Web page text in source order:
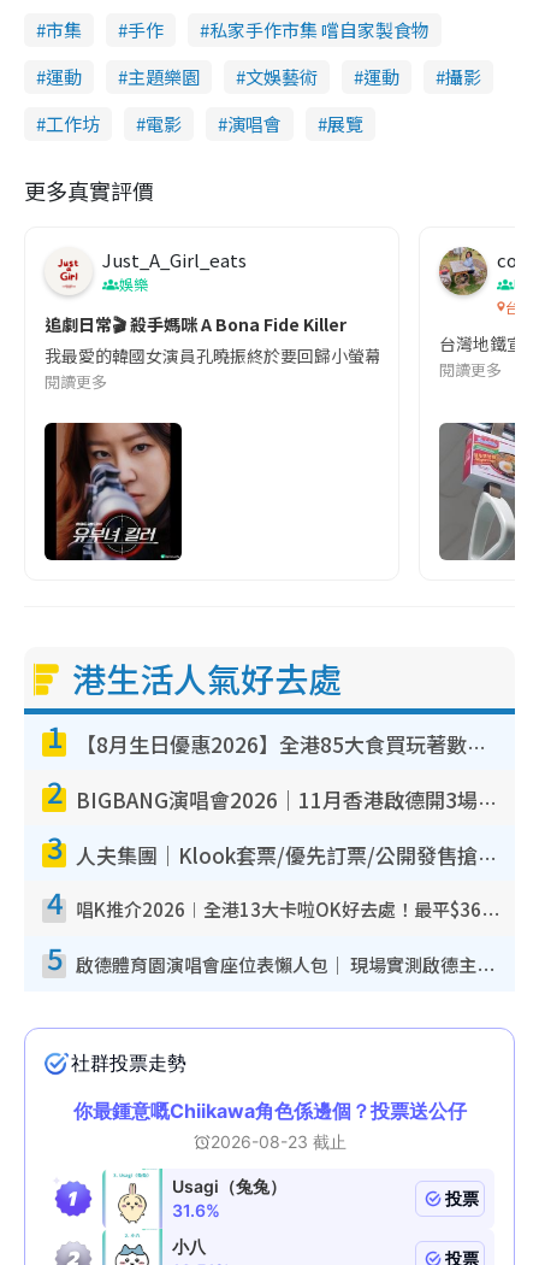
市集 手作
私家手作市集 嚐自家製食物
運動
主題樂園 文娛藝術 運動
攝影
工作坊
電影 演唱會 展覽
更多真實評價
Just_A_Girl_eats
娛樂
追劇日常🎬 殺手媽咪 A Bona Fide Killer
我最愛的韓國女演員孔曉振終於要回歸小螢幕啦!這次的劇本改編
閱讀更多
co
吹
台灣
台灣地鐵宣
閱讀更多
港生活人氣好去處
1 【8月生日優惠2026】全港85大食買玩著數攻略 自助餐/火鍋放題同行免費＋誠品/DONKI送現金券
2 BIGBANG演唱會2026｜11月香港啟德開3場！實名制VIP申請、優先購票攻略
3 人夫集團｜Klook套票/優先訂票/公開發售搶飛攻略！附票價.購票連結.場地座位表
4 唱K推介2026︱全港13大卡啦OK好去處！最平$36起 日文K都有！(附地址+收費詳情)
5 啟德體育園演唱會座位表懶人包｜ 現場實測啟德主場館行數/段數/視角位置全攻略